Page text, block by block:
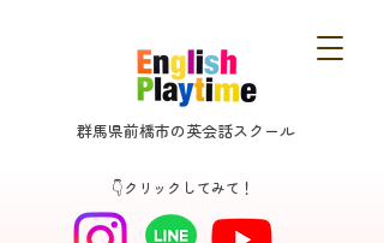
群馬県前橋市の英会話スクール
👇クリックしてみて！